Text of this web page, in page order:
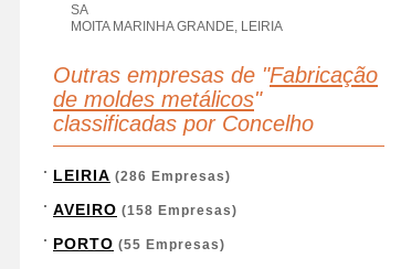
SA
MOITA MARINHA GRANDE, LEIRIA
Outras empresas de "Fabricação
de moldes metálicos"
classificadas por Concelho
LEIRIA (286 Empresas)
AVEIRO (158 Empresas)
PORTO (55 Empresas)